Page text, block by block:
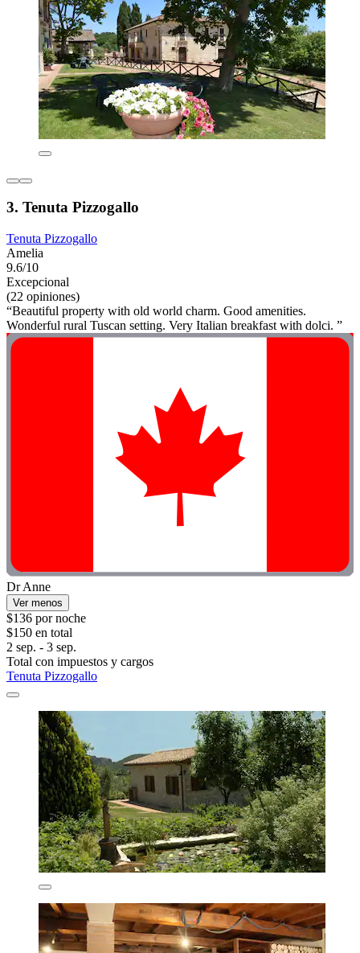
3. Tenuta Pizzogallo
Tenuta Pizzogallo
Amelia
9.6/10
Excepcional
(22 opiniones)
“Beautiful property with old world charm. Good amenities.
Wonderful rural Tuscan setting. Very Italian breakfast with dolci. ”
Dr Anne
Ver menos
$136 por noche
$150 en total
2 sep. - 3 sep.
Total con impuestos y cargos
Tenuta Pizzogallo